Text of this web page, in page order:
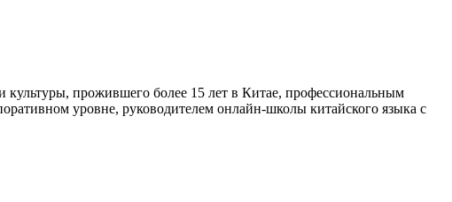
прожившего более 15 лет в Китае, профессиональным
уровне, руководителем онлайн-школы китайского языка с